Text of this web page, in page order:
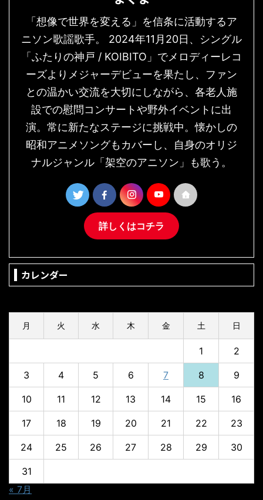
「想像で世界を変える」を信条に活動するア
ニソン歌謡歌手。 2024年11月20日、シングル
「ふたりの神戸 / KOIBITO」でメロディーレコ
ーズよりメジャーデビューを果たし、ファン
との温かい交流を大切にしながら、各老人施
設での慰問コンサートや野外イベントに出
演。常に新たなステージに挑戦中。懐かしの
昭和アニメソングもカバーし、自身のオリジ
ナルジャンル「架空のアニソン」も歌う。
詳しくはコチラ
カレンダー
月 火 水 木 金 土 日
1 2
3 4 5 6 7 8 9
10 11 12 13 14 15 16
17 18 19 20 21 22 23
24 25 26 27 28 29 30
31
« 7月